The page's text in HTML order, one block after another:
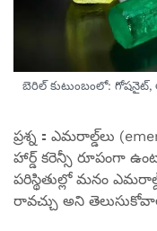
బెరిల్ కుటుంబంలో:
ప్రశ్న：ఎమరాల్డ్‌లు
హార్డ్ కరెన్సీ రూపంగా
పరిస్థితుల్లో మనం
రావచ్చు అని